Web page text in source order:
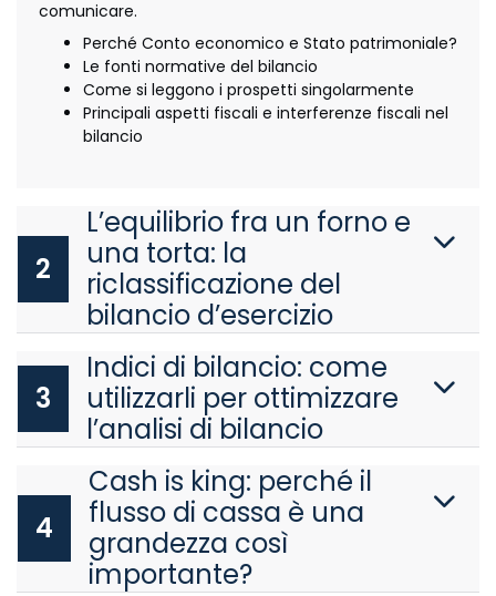
comunicare.
Perché Conto economico e Stato patrimoniale?
Le fonti normative del bilancio
Come si leggono i prospetti singolarmente
Principali aspetti fiscali e interferenze fiscali nel
bilancio
2
L’equilibrio fra un forno e
una torta: la
riclassificazione del
bilancio d’esercizio
3
Indici di bilancio: come
utilizzarli per ottimizzare
l’analisi di bilancio
4
Cash is king: perché il
flusso di cassa è una
grandezza così
importante?